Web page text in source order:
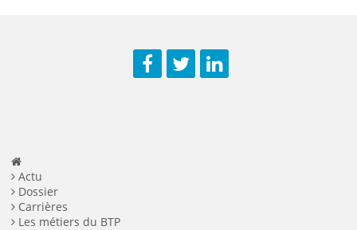
Actu
Dossier
Carrières
Les métiers du BTP